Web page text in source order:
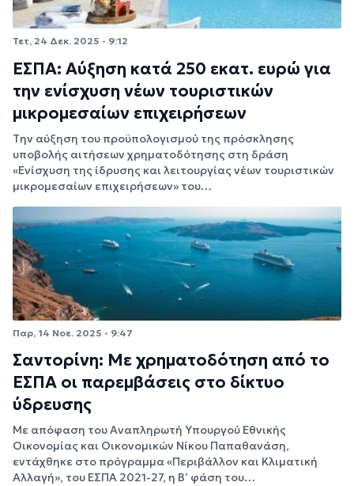
Τετ, 24 Δεκ. 2025 - 9:12
ΕΣΠΑ: Aύξηση κατά 250 εκατ. ευρώ για
την ενίσχυση νέων τουριστικών
μικρομεσαίων επιχειρήσεων
Tην αύξηση του προϋπολογισμού της πρόσκλησης
υποβολής αιτήσεων χρηματοδότησης στη δράση
«Ενίσχυση της ίδρυσης και λειτουργίας νέων τουριστικών
μικρομεσαίων επιχειρήσεων» του…
Παρ, 14 Νοε. 2025 - 9:47
Σαντορίνη: Με χρηματοδότηση από το
ΕΣΠΑ οι παρεμβάσεις στο δίκτυο
ύδρευσης
Με απόφαση του Αναπληρωτή Υπουργού Εθνικής
Οικονομίας και Οικονομικών Νίκου Παπαθανάση,
εντάχθηκε στο πρόγραμμα «Περιβάλλον και Κλιματική
Αλλαγή», του ΕΣΠΑ 2021-27, η Β’ φάση του…